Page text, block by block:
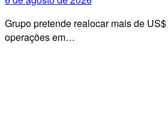
Grupo pretende realocar mais de
operações em…